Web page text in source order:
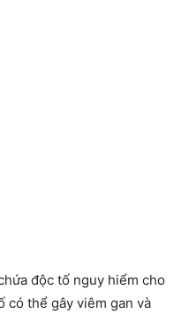
độc tố nguy hiểm cho
có thể gây viêm gan và